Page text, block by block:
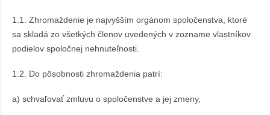
1.1. Zhromaždenie je najvyšším orgánom spoločenstva, ktoré
sa skladá zo všetkých členov uvedených v zozname vlastníkov
podielov spoločnej nehnuteľnosti.
1.2. Do pôsobnosti zhromaždenia patrí:
a) schvaľovať zmluvu o spoločenstve a jej zmeny,